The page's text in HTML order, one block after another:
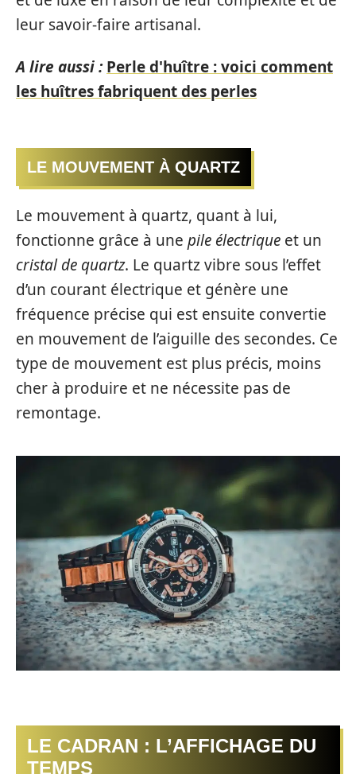
leur savoir-faire artisanal.
A lire aussi : Perle d'huître : voici comment
les huîtres fabriquent des perles
LE MOUVEMENT À QUARTZ
Le mouvement à quartz, quant à lui,
fonctionne grâce à une pile électrique et un
cristal de quartz. Le quartz vibre sous l’effet
d’un courant électrique et génère une
fréquence précise qui est ensuite convertie
en mouvement de l’aiguille des secondes. Ce
type de mouvement est plus précis, moins
cher à produire et ne nécessite pas de
remontage.
LE CADRAN : L’AFFICHAGE DU
TEMPS